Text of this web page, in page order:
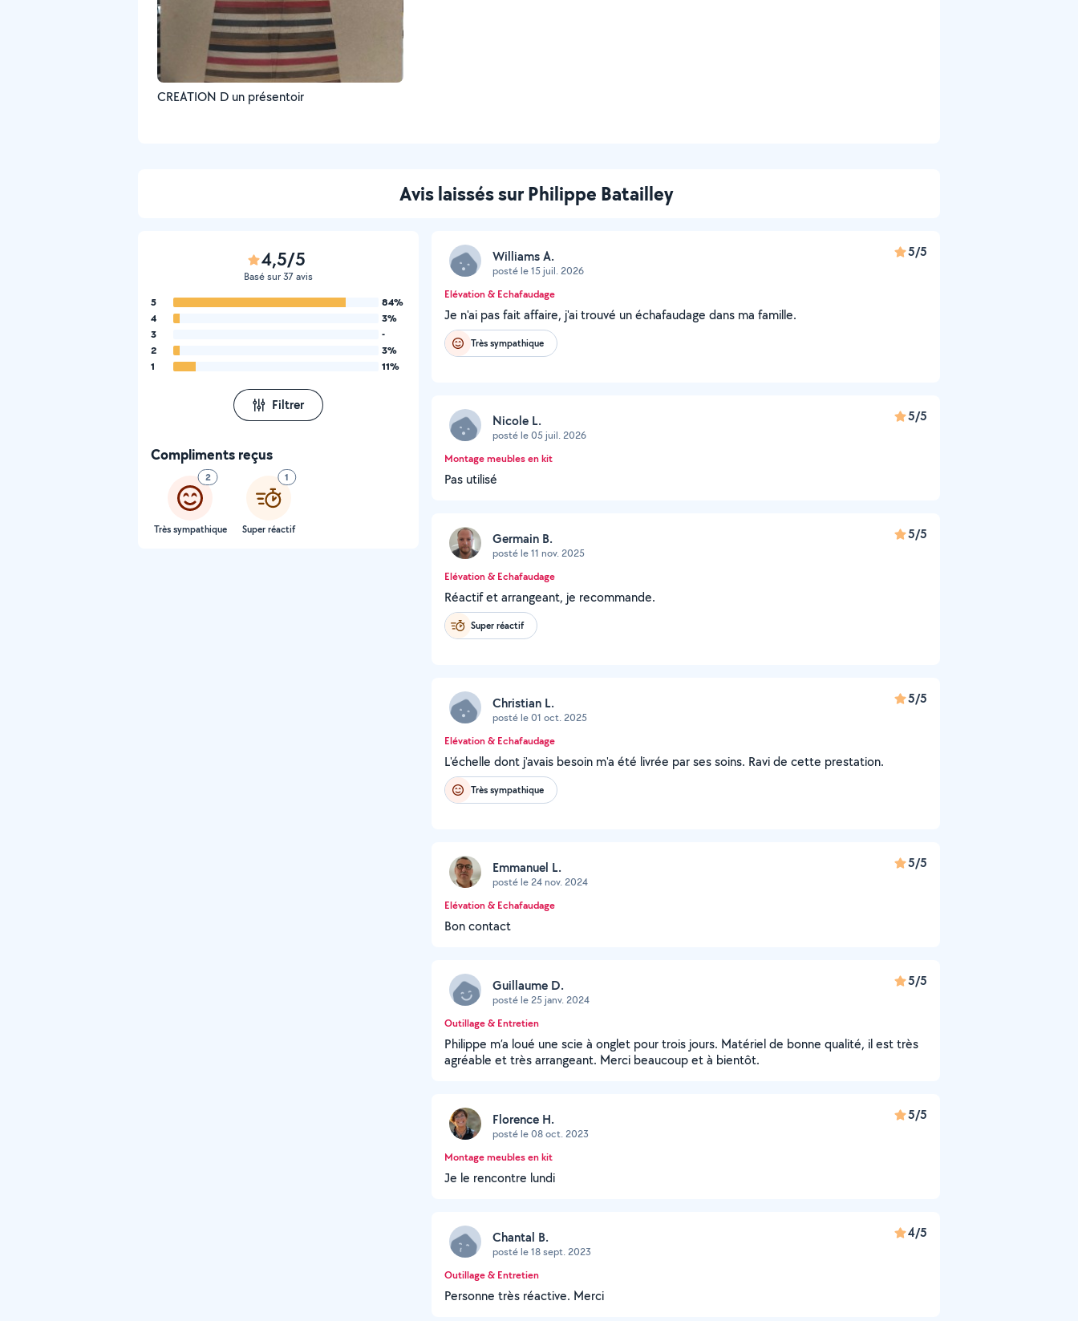
CREATION D un présentoir
Avis laissés sur Philippe Batailley
4,5/5
Basé sur 37 avis
5
84%
4
3%
3
-
2
3%
1
11%
Filtrer
Compliments reçus
2
Très sympathique
1
Super réactif
Williams A.
posté le 15 juil. 2026
5/5
Elévation & Echafaudage
Je n'ai pas fait affaire, j'ai trouvé un échafaudage dans ma famille.
Très sympathique
Nicole L.
posté le 05 juil. 2026
5/5
Montage meubles en kit
Pas utilisé
Germain B.
posté le 11 nov. 2025
5/5
Elévation & Echafaudage
Réactif et arrangeant, je recommande.
Super réactif
Christian L.
posté le 01 oct. 2025
5/5
Elévation & Echafaudage
L'échelle dont j'avais besoin m'a été livrée par ses soins. Ravi de cette prestation.
Très sympathique
Emmanuel L.
posté le 24 nov. 2024
5/5
Elévation & Echafaudage
Bon contact
Guillaume D.
posté le 25 janv. 2024
5/5
Outillage & Entretien
Philippe m’a loué une scie à onglet pour trois jours. Matériel de bonne qualité, il est très
agréable et très arrangeant. Merci beaucoup et à bientôt.
Florence H.
posté le 08 oct. 2023
5/5
Montage meubles en kit
Je le rencontre lundi
Chantal B.
posté le 18 sept. 2023
4/5
Outillage & Entretien
Personne très réactive. Merci